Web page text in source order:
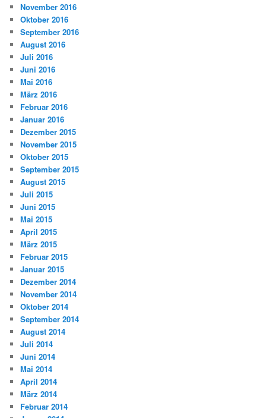
November 2016
Oktober 2016
September 2016
August 2016
Juli 2016
Juni 2016
Mai 2016
März 2016
Februar 2016
Januar 2016
Dezember 2015
November 2015
Oktober 2015
September 2015
August 2015
Juli 2015
Juni 2015
Mai 2015
April 2015
März 2015
Februar 2015
Januar 2015
Dezember 2014
November 2014
Oktober 2014
September 2014
August 2014
Juli 2014
Juni 2014
Mai 2014
April 2014
März 2014
Februar 2014